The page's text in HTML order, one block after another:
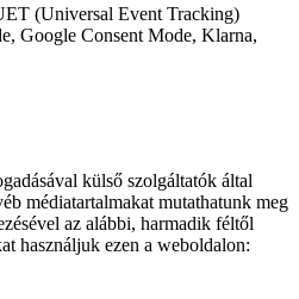
(Universal Event Tracking)
Google Consent Mode, Klarna,
külső szolgáltatók által
médiatartalmakat mutathatunk meg
az alábbi, harmadik féltől
használjuk ezen a weboldalon: